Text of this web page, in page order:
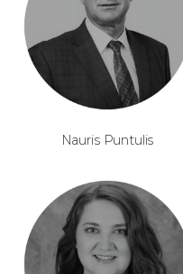
Nauris Puntulis